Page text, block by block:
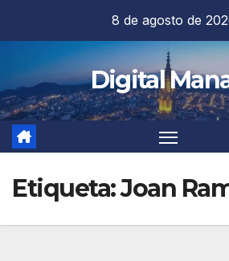
contenido
8 de agosto de
Digital
Etiqueta:Joan